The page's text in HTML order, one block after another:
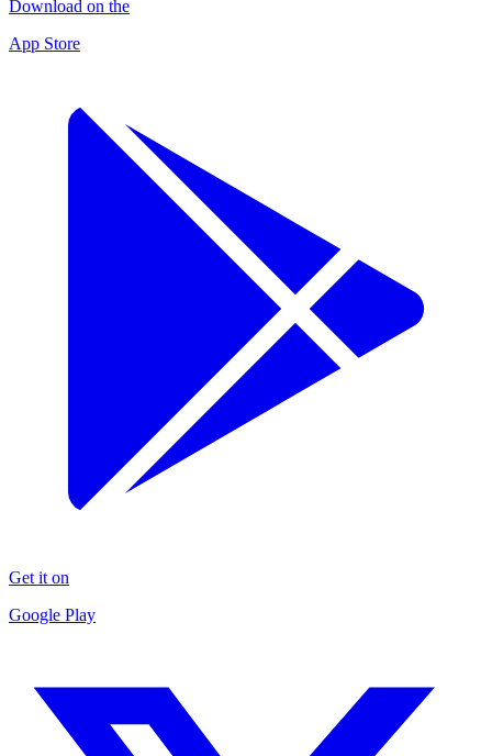
Download on the
App Store
Get it on
Google Play